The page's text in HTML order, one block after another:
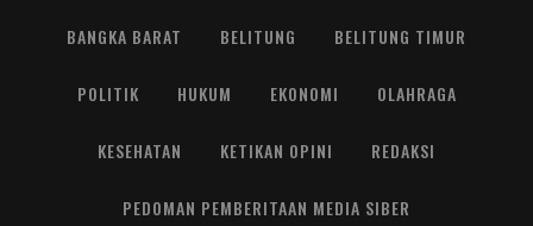
BANGKA BARAT BELITUNG BELITUNG TIMUR
POLITIK HUKUM EKONOMI OLAHRAGA
KESEHATAN KETIKAN OPINI REDAKSI
PEDOMAN PEMBERITAAN MEDIA SIBER